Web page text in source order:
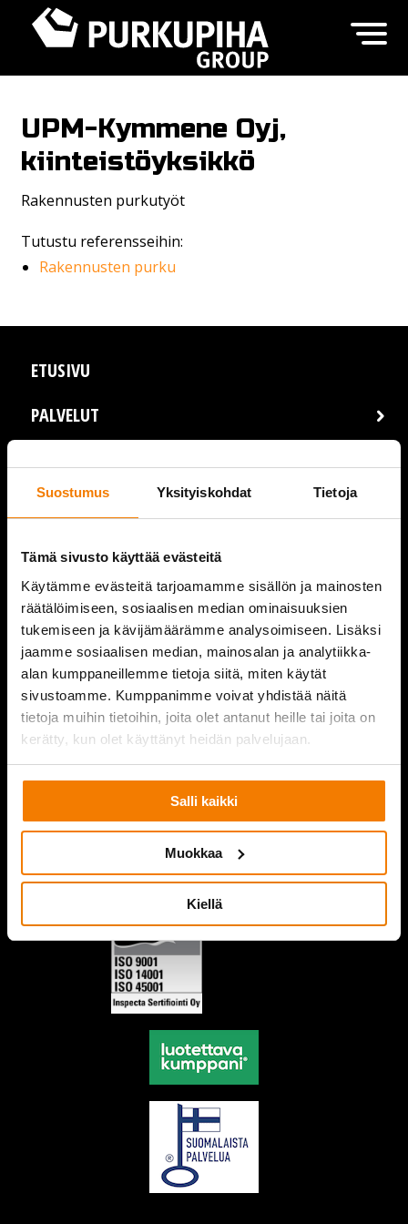
Suostumus Yksityiskohdat Tietoja
Tämä sivusto käyttää evästeitä
Käytämme evästeitä tarjoamamme sisällön ja mainosten
räätälöimiseen, sosiaalisen median ominaisuuksien
tukemiseen ja kävijämäärämme analysoimiseen. Lisäksi
jaamme sosiaalisen median, mainosalan ja analytiikka-
alan kumppaneillemme tietoja siitä, miten käytät
sivustoamme. Kumppanimme voivat yhdistää näitä
tietoja muihin tietoihin, joita olet antanut heille tai joita on
kerätty, kun olet käyttänyt heidän palvelujaan.
Salli kaikki
Muokkaa
Kiellä
UPM-Kymmene Oyj,
kiinteistöyksikkö
Rakennusten purkutyöt
Tutustu referensseihin:
Rakennusten purku
ETUSIVU
PALVELUT
AJANKOHTAISTA
VIDEOT
YRITYS
YHTEYSTIEDOT
PURKUPIHA